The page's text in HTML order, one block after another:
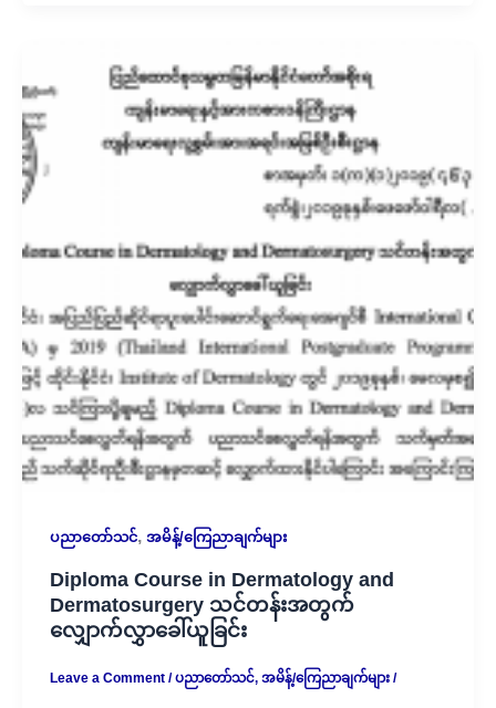
ပညာတော်သင်, အမိန့်/ကြေညာချက်များ
Diploma Course in Dermatology and
Dermatosurgery သင်တန်းအတွက်
လျှောက်လွှာခေါ်ယူခြင်း
Leave a Comment /ပညာတော်သင်, အမိန့်/ကြေညာချက်များ/